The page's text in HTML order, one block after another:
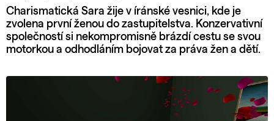
Charismatická Sara žije v íránské vesnici, kde je
zvolena první ženou do zastupitelstva. Konzervativní
společností si nekompromisně brázdí cestu se svou
motorkou a odhodláním bojovat za práva žen a dětí.